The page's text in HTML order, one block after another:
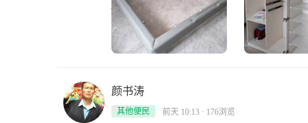
颜书涛
其他便民 前天 10:13 · 176浏览